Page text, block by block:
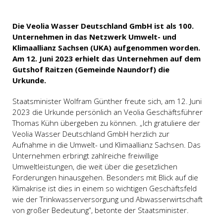
Die Veolia Wasser Deutschland GmbH ist als 100.
Unternehmen in das Netzwerk Umwelt- und
Klimaallianz Sachsen (UKA) aufgenommen worden.
Am 12. Juni 2023 erhielt das Unternehmen auf dem
Gutshof Raitzen (Gemeinde Naundorf) die
Urkunde.
Staatsminister Wolfram Günther freute sich, am 12. Juni
2023 die Urkunde persönlich an Veolia Geschäftsführer
Thomas Kühn übergeben zu können. „Ich gratuliere der
Veolia Wasser Deutschland GmbH herzlich zur
Aufnahme in die Umwelt- und Klimaallianz Sachsen. Das
Unternehmen erbringt zahlreiche freiwillige
Umweltleistungen, die weit über die gesetzlichen
Forderungen hinausgehen. Besonders mit Blick auf die
Klimakrise ist dies in einem so wichtigen Geschäftsfeld
wie der Trinkwasserversorgung und Abwasserwirtschaft
von großer Bedeutung”, betonte der Staatsminister.